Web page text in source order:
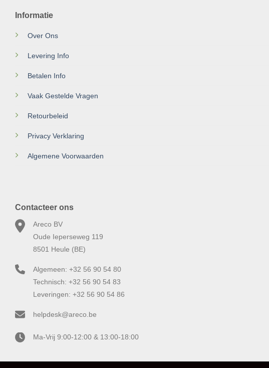
Informatie
Over Ons
Levering Info
Betalen Info
Vaak Gestelde Vragen
Retourbeleid
Privacy Verklaring
Algemene Voorwaarden
Contacteer ons
Areco BV
Oude Ieperseweg 119
8501 Heule (BE)
Algemeen: +32 56 90 54 80
Technisch: +32 56 90 54 83
Leveringen: +32 56 90 54 86
helpdesk@areco.be
Ma-Vrij 9:00-12:00 & 13:00-18:00